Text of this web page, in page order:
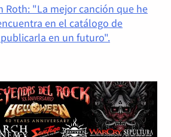
Roth: "La mejor canción que he
en el catálogo de
en un futuro".